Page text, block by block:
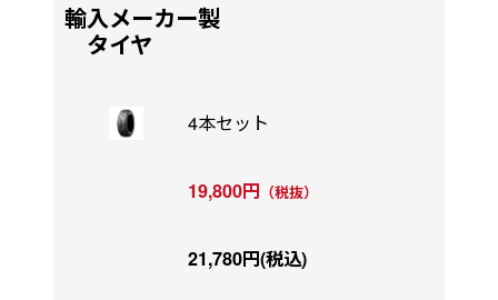
輸入メーカー製
タイヤ
4本セット
19,800円 （税抜）
21,780円(税込)